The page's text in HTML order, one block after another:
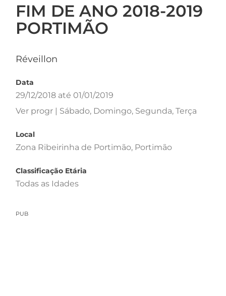
FIM DE ANO 2018-2019
PORTIMÃO
Réveillon
Data
29/12/2018 até 01/01/2019
Ver progr | Sábado, Domingo, Segunda, Terça
Local
Zona Ribeirinha de Portimão, Portimão
Classificação Etária
Todas as Idades
PUB